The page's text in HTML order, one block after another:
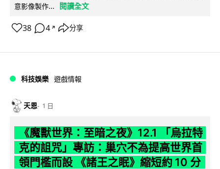
意影像製作...
閱讀全文
38 4 ↗ 分享
科技娛樂 遊戲情報
天恩 1 日
《魔獸世界：至暗之夜》12.1 「烏拉特
克的詛咒」專訪：巢穴不為提高世界首
領門檻而設 《諸王之眠》縮短約 10 分